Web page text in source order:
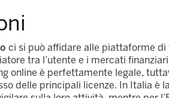
ci si può affidare alle piattaforme di
tra l’utente e i mercati
online è perfettamente legale,
delle principali licenze. In Italia è